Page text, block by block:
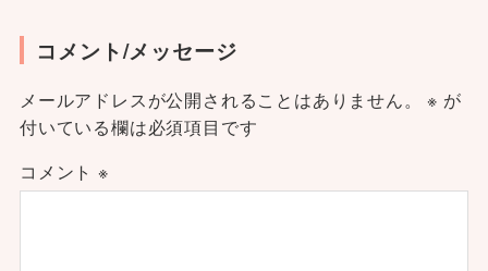
コメント/メッセージ
メールアドレスが公開されることはありません。 ※ が
付いている欄は必須項目です
コメント ※